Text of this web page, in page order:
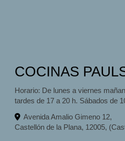
COCINAS
Horario: De lunes a viernes
tardes de 17 a 20 h. Sábados de
Avenida Amalio Gimeno 12,
Castellón de la Plana, 12005,